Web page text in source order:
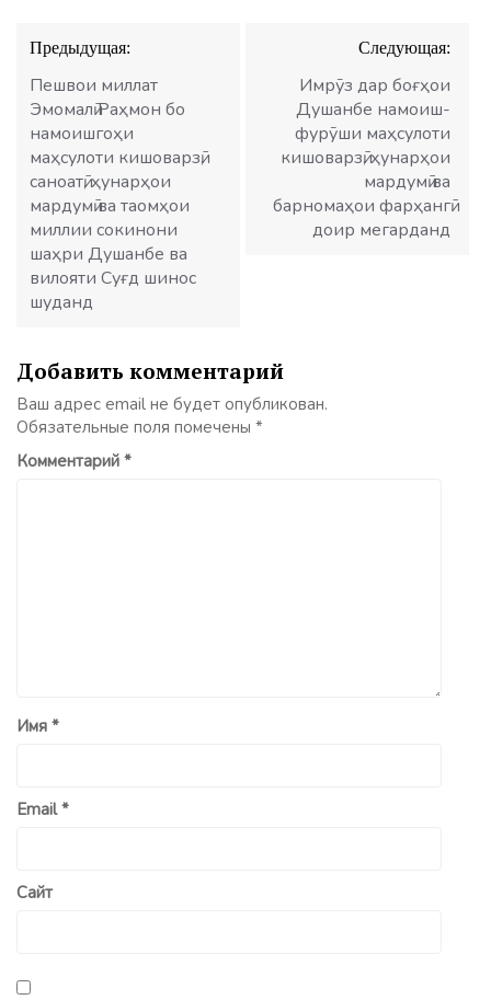
Навигация
по
записям
Предыдущая:
Пешвои миллат
Эмомалӣ Раҳмон бо
намоишгоҳи
маҳсулоти кишоварзӣ,
саноатӣ, ҳунарҳои
мардумӣ ва таомҳои
миллии сокинони
шаҳри Душанбе ва
вилояти Суғд шинос
шуданд
Следующая:
Имрӯз дар боғҳои
Душанбе намоиш-
фурӯши маҳсулоти
кишоварзӣ, ҳунарҳои
мардумӣ ва
барномаҳои фарҳангӣ
доир мегарданд
Добавить комментарий
Ваш адрес email не будет опубликован.
Обязательные поля помечены *
Комментарий *
Имя *
Email*
Сайт